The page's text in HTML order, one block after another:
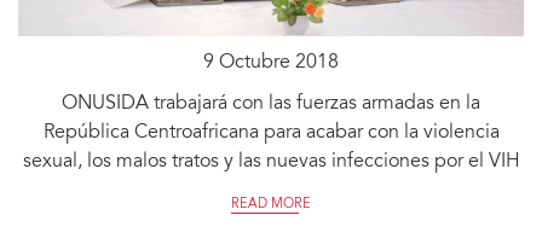
9 Octubre 2018
ONUSIDA trabajará con las fuerzas armadas en la
República Centroafricana para acabar con la violencia
sexual, los malos tratos y las nuevas infecciones por el VIH
READ MORE